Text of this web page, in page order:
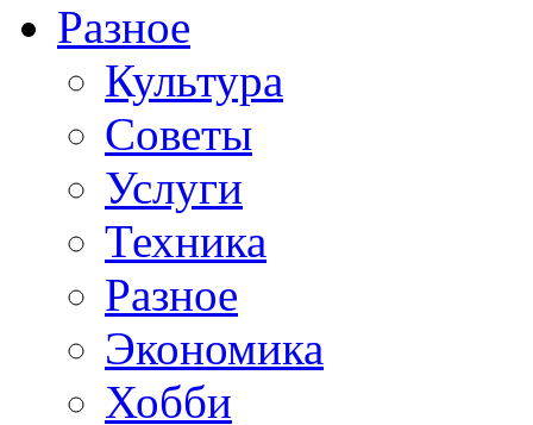
Разное
Культура
Советы
Услуги
Техника
Разное
Экономика
Хобби